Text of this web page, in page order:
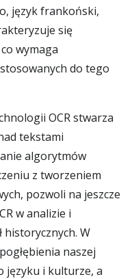
język frankoński,
się
wymaga
do tego
OCR stwarza
tekstami
algorytmów
z tworzeniem
pozwoli na jeszcze
w analizie i
historycznych. W
naszej
języku i kulturze, a